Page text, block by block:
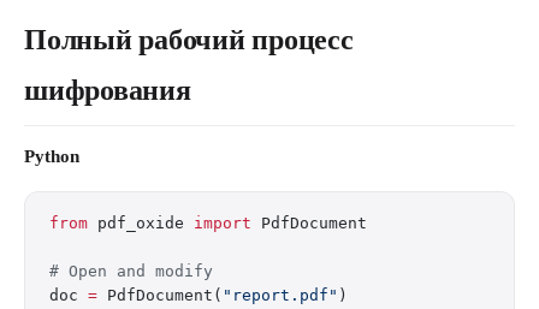
Полный рабочий процесс
шифрования
Python
from pdf_oxide import PdfDocument
# Open and modify
doc = PdfDocument( "report.pdf" )